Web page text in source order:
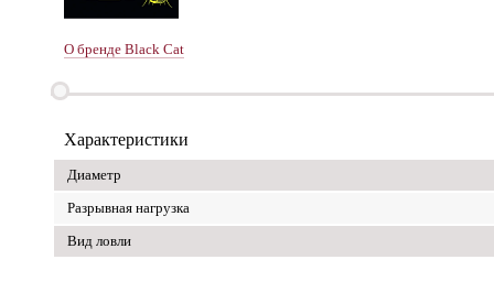
О бренде Black Cat
Характеристики
Диаметр
Разрывная нагрузка
Вид ловли